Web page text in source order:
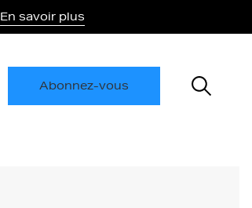
En savoir plus
Abonnez-vous